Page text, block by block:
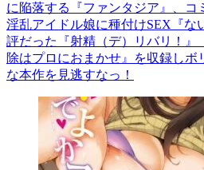
に陥落する『ファンタジア』、コ
淫乱アイドル娘に種付けSEX『な
評だった『射精（デ）リバリ！』
除はプロにおまかせ』を収録しボ
な本作を見逃すなっ！